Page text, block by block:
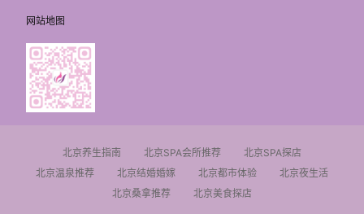
网站地图
北京养生指南 北京SPA会所推荐
北京SPA探店
北京温泉推荐
北京结婚婚嫁 北京都市体验
北京夜生活
北京桑拿推荐
北京美食探店